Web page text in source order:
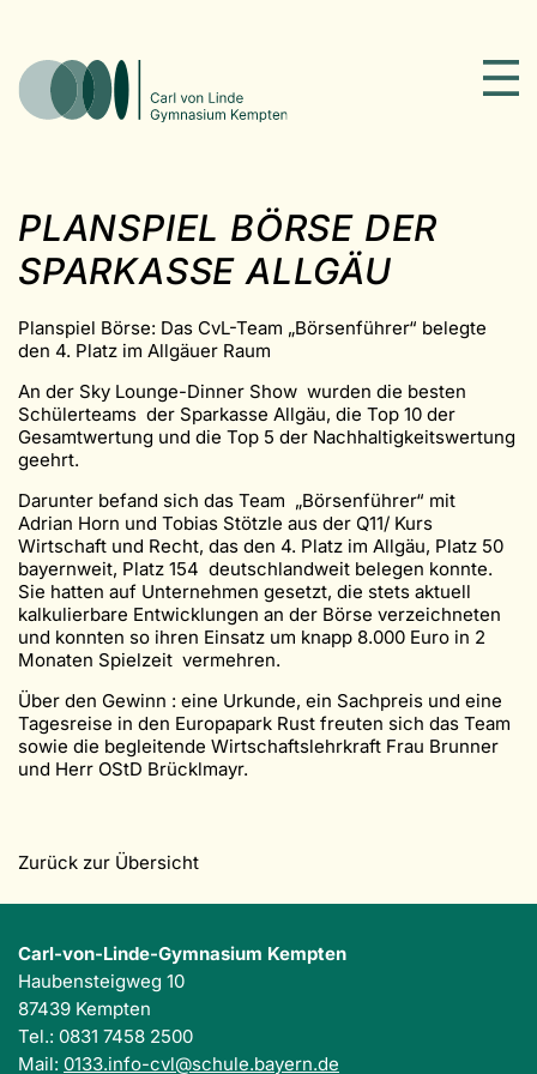
PLANSPIEL BÖRSE DER
SPARKASSE ALLGÄU
Planspiel Börse: Das CvL-Team „Börsenführer“ belegte
den 4. Platz im Allgäuer Raum
An der Sky Lounge-Dinner Show wurden die besten
Schülerteams der Sparkasse Allgäu, die Top 10 der
Gesamtwertung und die Top 5 der Nachhaltigkeitswertung
geehrt.
Darunter befand sich das Team „Börsenführer“ mit
Adrian Horn und Tobias Stötzle aus der Q11/ Kurs
Wirtschaft und Recht, das den 4. Platz im Allgäu, Platz 50
bayernweit, Platz 154 deutschlandweit belegen konnte.
Sie hatten auf Unternehmen gesetzt, die stets aktuell
kalkulierbare Entwicklungen an der Börse verzeichneten
und konnten so ihren Einsatz um knapp 8.000 Euro in 2
Monaten Spielzeit vermehren.
Über den Gewinn : eine Urkunde, ein Sachpreis und eine
Tagesreise in den Europapark Rust freuten sich das Team
sowie die begleitende Wirtschaftslehrkraft Frau Brunner
und Herr OStD Brücklmayr.
Zurück zur Übersicht
Carl-von-Linde-Gymnasium Kempten
Haubensteigweg 10
87439 Kempten
Tel.: 0831 7458 2500
Mail: 0133.info-cvl@schule.bayern.de